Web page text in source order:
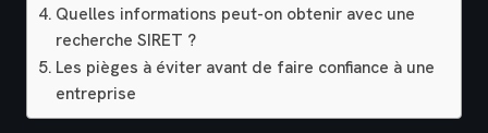
Quelles informations peut-on obtenir avec une
recherche SIRET ?
Les pièges à éviter avant de faire confiance à une
entreprise